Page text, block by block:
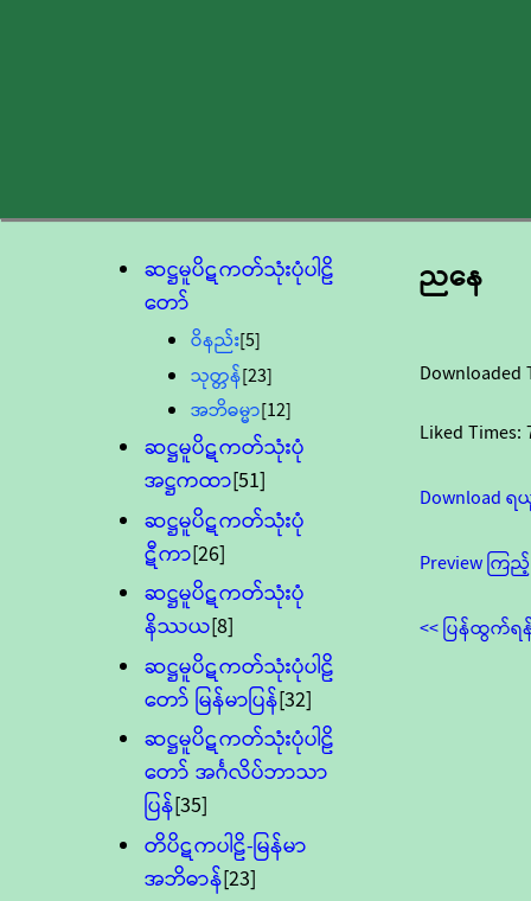
ဆဋ္ဌမူပိဋကတ်သုံးပုံပါဠိ
တော်
ဝိနည်း[5]
သုတ္တန်[23]
အဘိဓမ္မာ[12]
ဆဋ္ဌမူပိဋကတ်သုံးပုံ
အဋ္ဌကထာ[51]
ဆဋ္ဌမူပိဋကတ်သုံးပုံ
ဋီကာ[26]
ဆဋ္ဌမူပိဋကတ်သုံးပုံ
နိဿယ[8]
ဆဋ္ဌမူပိဋကတ်သုံးပုံပါဠိ
တော် မြန်မာပြန်[32]
ဆဋ္ဌမူပိဋကတ်သုံးပုံပါဠိ
တော် အင်္ဂလိပ်ဘာသာ
ပြန်[35]
တိပိဋကပါဠိ-မြန်မာ
အဘိဓာန်[23]
ညနေ
Downloaded
Liked Times:
Download
Preview ကြ
<< ပြန်ထွက်ရ